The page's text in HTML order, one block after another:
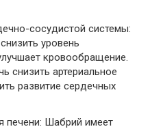
сосудистой системы:
уровень
кровообращение.
снизить артериальное
развитие сердечных
печени: Шабрий имеет